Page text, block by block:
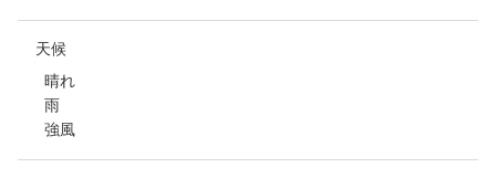
天候
晴れ
雨
強風